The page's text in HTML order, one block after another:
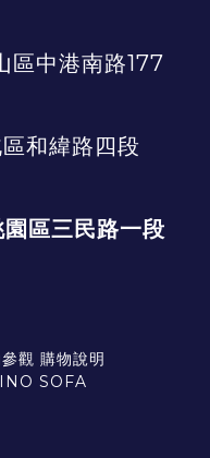
區中港南路177
和緯路四段
區三民路一段
觀 購物說明
SOFA